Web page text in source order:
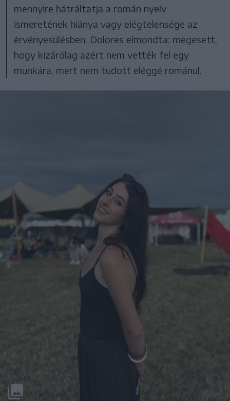
mennyire hátráltatja a román nyelv
ismeretének hiánya vagy elégtelensége az
érvényesülésben. Dolores elmondta: megesett,
hogy kizárólag azért nem vették fel egy
munkára, mert nem tudott eléggé románul.